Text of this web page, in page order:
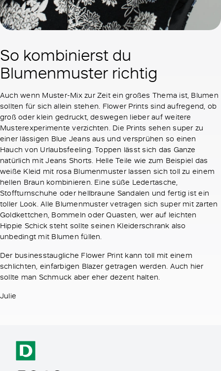
So kombinierst du
Blumenmuster richtig
Auch wenn Muster-Mix zur Zeit ein großes Thema ist, Blumen
sollten für sich allein stehen. Flower Prints sind aufregend, ob
groß oder klein gedruckt, deswegen lieber auf weitere
Musterexperimente verzichten. Die Prints sehen super zu
einer lässigen Blue Jeans aus und versprühen so einen
Hauch von Urlaubsfeeling. Toppen lässt sich das Ganze
natürlich mit Jeans Shorts. Helle Teile wie zum Beispiel das
weiße Kleid mit rosa Blumenmuster lassen sich toll zu einem
hellen Braun kombinieren. Eine süße Ledertasche,
Stoffturnschuhe oder hellbraune Sandalen und fertig ist ein
toller Look. Alle Blumenmuster vetragen sich super mit zarten
Goldkettchen, Bommeln oder Quasten, wer auf leichten
Hippie Schick steht sollte seinen Kleiderschrank also
unbedingt mit Blumen füllen.
Der businesstaugliche Flower Print kann toll mit einem
schlichten, einfarbigen Blazer getragen werden. Auch hier
sollte man Schmuck aber eher dezent halten.
Julie